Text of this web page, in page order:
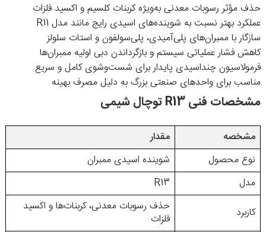
حذف مؤثر رسوبات معدنی به‌ویژه کربنات کلسیم و اکسید فلزات
عملکرد بهتر نسبت به شوینده‌های اسیدی رایج مانند مدل R11
سازگار با ممبران‌های پلی‌آمیدی، پلی‌سولفون و استات سلولز
کاهش فشار عملیاتی سیستم و بازگرداندن دبی اولیه ممبران‌ها
فرمولاسیون چنداسیدی پایدار برای شست‌وشوی کامل و سریع
مناسب برای واحدهای صنعتی بزرگ به دلیل مصرف بهینه
مشخصات فنی R13 توچال شیمی
مشخصه
مقدار
نوع محصول
شوینده اسیدی ممبران
مدل
R13
کاربرد
حذف رسوبات معدنی، کربنات‌ها و اکسید
فلزات